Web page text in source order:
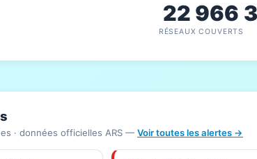
22 966
RÉSEAUX COUVERTS
· données officielles ARS — Voir toutes les alertes →